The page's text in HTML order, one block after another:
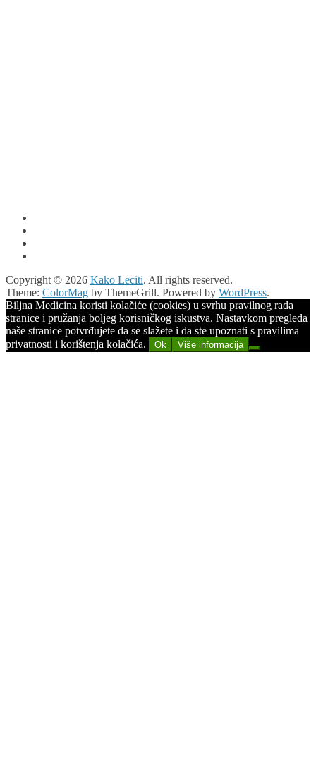
Copyright © 2026 Kako Leciti. All rights reserved.
Theme: ColorMag by ThemeGrill. Powered by WordPress.
Biljna Medicina koristi kolačiće (cookies) u svrhu pravilnog rada
stranice i pružanja boljeg korisničkog iskustva. Nastavkom pregleda
naše stranice potvrđujete da se slažete i da ste upoznati s pravilima
privatnosti i korištenja kolačića.
Ok Više informacija